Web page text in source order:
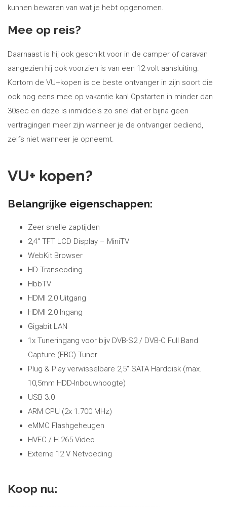
kunnen bewaren van wat je hebt opgenomen.
Mee op reis?
Daarnaast is hij ook geschikt voor in de camper of caravan
aangezien hij ook voorzien is van een 12 volt aansluiting.
Kortom de VU+kopen is de beste ontvanger in zijn soort die
ook nog eens mee op vakantie kan! Opstarten in minder dan
30sec en deze is inmiddels zo snel dat er bijna geen
vertragingen meer zijn wanneer je de ontvanger bediend,
zelfs niet wanneer je opneemt.
VU+ kopen?
Belangrijke eigenschappen:
Zeer snelle zaptijden
2,4″ TFT LCD Display – MiniTV
WebKit Browser
HD Transcoding
HbbTV
HDMI 2.0 Uitgang
HDMI 2.0 Ingang
Gigabit LAN
1x Tuneringang voor bijv DVB-S2 / DVB-C Full Band
Capture (FBC) Tuner
Plug & Play verwisselbare 2,5″ SATA Harddisk (max.
10,5mm HDD-Inbouwhoogte)
USB 3.0
ARM CPU (2x 1.700 MHz)
eMMC Flashgeheugen
HVEC / H.265 Video
Externe 12 V Netvoeding
Koop nu: